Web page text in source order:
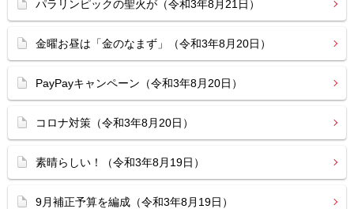
パラリンピックの聖火が（令和3年8月21日）
金曜お昼は「金のなまず」（令和3年8月20日）
PayPayキャンペーン（令和3年8月20日）
コロナ対策（令和3年8月20日）
素晴らしい！（令和3年8月19日）
9月補正予算を編成（令和3年8月19日）